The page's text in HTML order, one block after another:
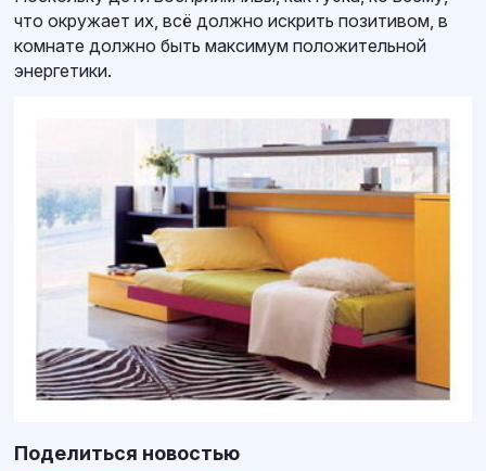
что окружает их, всё должно искрить позитивом, в
комнате должно быть максимум положительной
энергетики.
Поделиться новостью